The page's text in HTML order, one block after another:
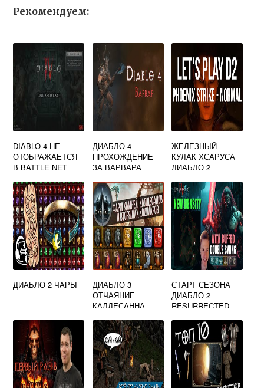
Рекомендуем:
DIABLO 4 НЕ
ОТОБРАЖАЕТСЯ
В BATTLE NET
ДИАБЛО 4
ПРОХОЖДЕНИЕ
ЗА ВАРВАРА
ЖЕЛЕЗНЫЙ
КУЛАК ХСАРУСА
ДИАБЛО 2
ДИАБЛО 2 ЧАРЫ
ДИАБЛО 3
ОТЧАЯНИЕ
КАЛДЕСАННА
СТАРТ СЕЗОНА
ДИАБЛО 2
RESURRECTED